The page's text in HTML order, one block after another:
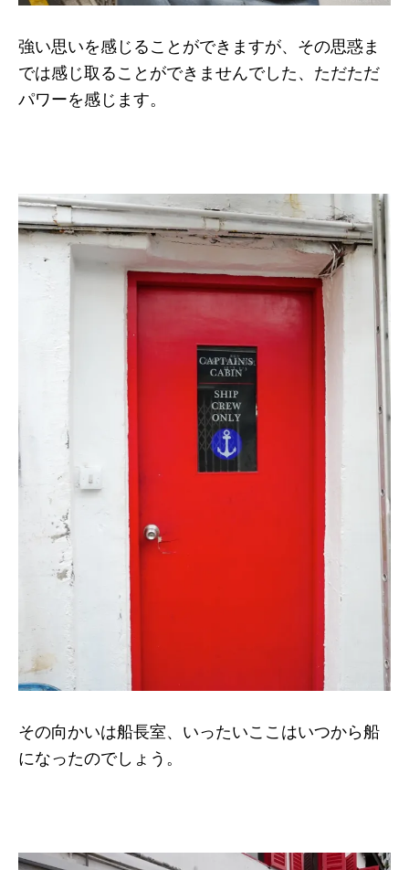
強い思いを感じることができますが、その思惑ま
では感じ取ることができませんでした、ただただ
パワーを感じます。
その向かいは船長室、いったいここはいつから船
になったのでしょう。